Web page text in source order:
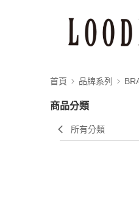
首頁 品牌系列
商品分類
所有分類